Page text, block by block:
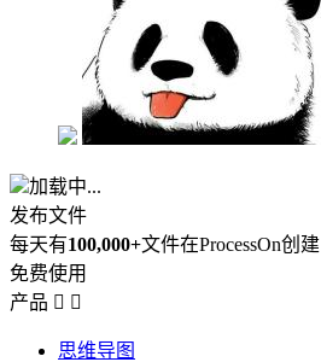
加载中...
发布文件
每天有100,000+文件在ProcessOn创建
免费使用
产品  
思维导图